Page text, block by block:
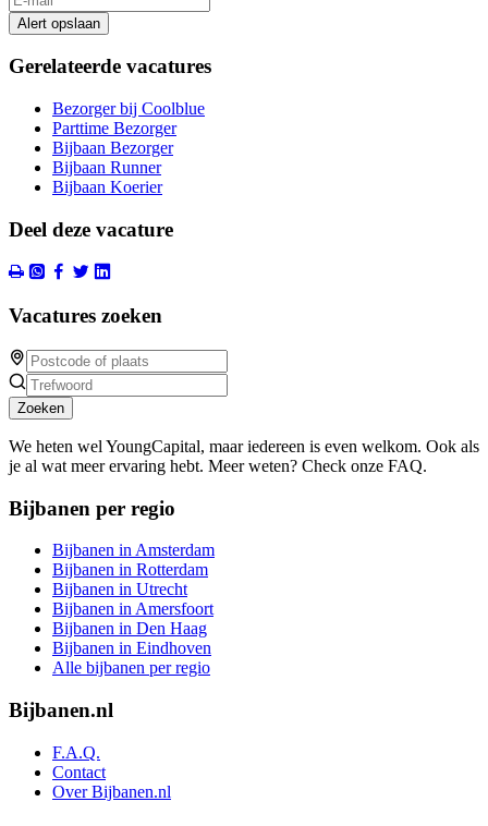
Alert opslaan
Gerelateerde vacatures
Bezorger bij Coolblue
Parttime Bezorger
Bijbaan Bezorger
Bijbaan Runner
Bijbaan Koerier
Deel deze vacature
Vacatures zoeken
Zoeken
We heten wel YoungCapital, maar iedereen is even welkom. Ook als
je al wat meer ervaring hebt. Meer weten? Check onze FAQ.
Bijbanen per regio
Bijbanen in Amsterdam
Bijbanen in Rotterdam
Bijbanen in Utrecht
Bijbanen in Amersfoort
Bijbanen in Den Haag
Bijbanen in Eindhoven
Alle bijbanen per regio
Bijbanen.nl
F.A.Q.
Contact
Over Bijbanen.nl